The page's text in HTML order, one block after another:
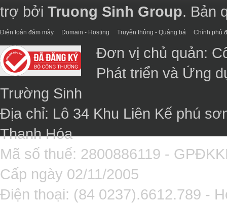
trợ bởi Truong Sinh Group. Bản
Điện toán đám mây Domain - Hosting Truyền thông - Quảng bá Chính phủ
Đơn vị chủ quản:
Phát triển và Ứng
Trường Sinh
Địa chỉ: Lô 34 Khu Liên Kế phú
Thanh Hóa
Mã số thuế: 2800886119 -
Cấp ngày 02/11/2005
Điện thoại: (84 0237).6612.789 -